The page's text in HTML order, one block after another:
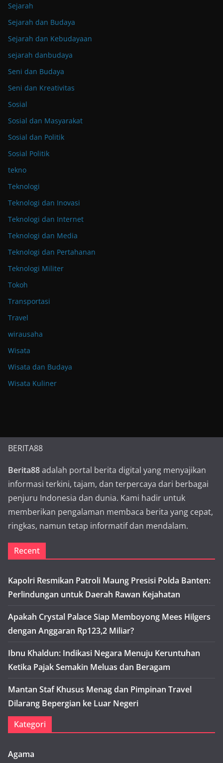
Sejarah
Sejarah dan Budaya
Sejarah dan Kebudayaan
sejarah danbudaya
Seni dan Budaya
Seni dan Kreativitas
Sosial
Sosial dan Masyarakat
Sosial dan Politik
Sosial Politik
tekno
Teknologi
Teknologi dan Inovasi
Teknologi dan Internet
Teknologi dan Media
Teknologi dan Pertahanan
Teknologi Militer
Tokoh
Transportasi
Travel
wirausaha
Wisata
Wisata dan Budaya
Wisata Kuliner
BERITA88
Berita88adalah portal berita digital yang menyajikan
informasi terkini, tajam, dan terpercaya dari berbagai
penjuru Indonesia dan dunia. Kami hadir untuk
memberikan pengalaman membaca berita yang cepat,
ringkas, namun tetap informatif dan mendalam.
Recent
Kapolri Resmikan Patroli Maung Presisi Polda Banten:
Perlindungan untuk Daerah Rawan Kejahatan
Apakah Crystal Palace Siap Memboyong Mees Hilgers
dengan Anggaran Rp123,2 Miliar?
Ibnu Khaldun: Indikasi Negara Menuju Keruntuhan
Ketika Pajak Semakin Meluas dan Beragam
Mantan Staf Khusus Menag dan Pimpinan Travel
Dilarang Bepergian ke Luar Negeri
Kategori
Agama